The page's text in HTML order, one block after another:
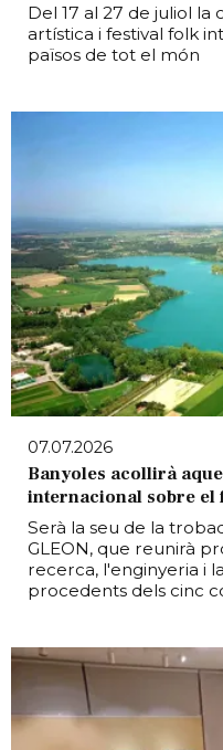
Del 17 al 27 de juliol la
artística i festival folk
països de tot el món
07.07.2026
Banyoles acollirà
internacional sobre el
Serà la seu de la
GLEON, que reunirà
recerca, l'enginyeria i
procedents dels cinc